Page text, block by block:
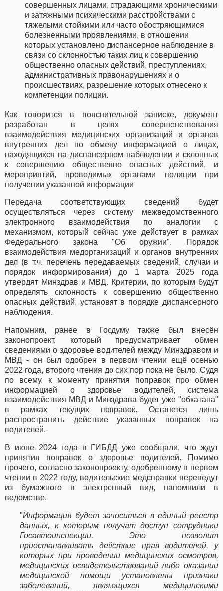
совершенных лицами, страдающими хроническими
и затяжными психическими расстройствами с
тяжелыми стойкими или часто обостряющимися
болезненными проявлениями, в отношении
которых установлено диспансерное наблюдение в
связи со склонностью таких лиц к совершению
общественно опасных действий, преступлениях,
административных правонарушениях и о
происшествиях, разрешение которых отнесено к
компетенции полиции.
Как говорится в пояснительной записке, документ
разработан в целях совершенствования
взаимодействия медицинских организаций и органов
внутренних дел по обмену информацией о лицах,
находящихся на диспансерном наблюдении и склонных
к совершению общественно опасных действий, и
мероприятий, проводимых органами полиции при
получении указанной информации
Передача соответствующих сведений будет
осуществляться через систему межведомственного
электронного взаимодействия по аналогии с
механизмом, который сейчас уже действует в рамках
Федерального закона "Об оружии". Порядок
взаимодействия медорганизаций и органов внутренних
дел (в т.ч. перечень передаваемых сведений, случаи и
порядок информирования) до 1 марта 2025 года
утвердят Минздрав и МВД. Критерии, по которым будут
определять склонность к совершению общественно
опасных действий, установят в порядке диспансерного
наблюдения.
Напомним, ранее в Госдуму также был внесён
законопроект, который предусматривает обмен
сведениями о здоровье водителей между Минздравом и
МВД - он был одобрен в первом чтении ещё осенью
2022 года, второго чтения до сих пор пока не было. Судя
по всему, к моменту принятия поправок про обмен
информацией о здоровье водителей, система
взаимодействия МВД и Минздрава будет уже "обкатана"
в рамках текущих поправок. Останется лишь
распространить действие указанных поправок на
водителей.
В июне 2024 года в ГИБДД уже сообщали, что ждут
принятия поправок о здоровье водителей. Помимо
прочего, согласно законопроекту, одобренному в первом
чтении в 2022 году, водительские медсправки переведут
из бумажного в электронный вид, напомнили в
ведомстве.
"Информация будет заноситься в единый реестр
данных, к которым получат доступ сотрудники
Госавтоинспекции. Это позволит
приостанавливать действие прав водителей, у
которых при проведении медицинских осмотров,
медицинских освидетельствований либо оказании
медицинской помощи установлены признаки
заболеваний, являющихся медицинскими